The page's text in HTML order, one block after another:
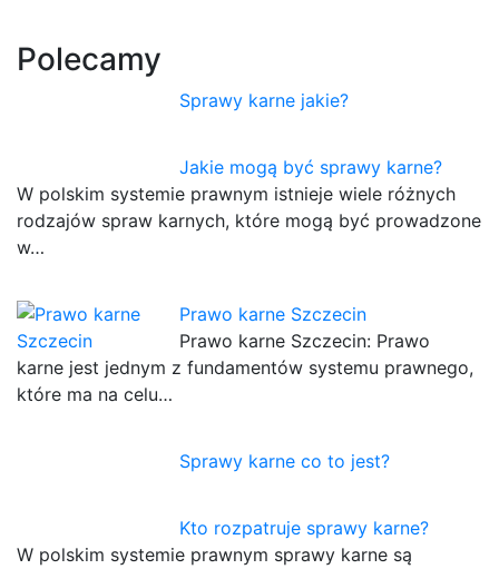
Polecamy
Sprawy karne jakie?
Jakie mogą być sprawy karne?
W polskim systemie prawnym istnieje wiele różnych
rodzajów spraw karnych, które mogą być prowadzone
w…
Prawo karne Szczecin
Prawo karne Szczecin: Prawo
karne jest jednym z fundamentów systemu prawnego,
które ma na celu…
Sprawy karne co to jest?
Kto rozpatruje sprawy karne?
W polskim systemie prawnym sprawy karne są